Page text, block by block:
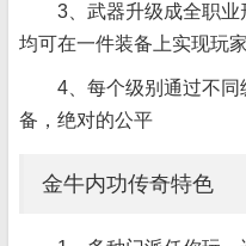
3、武器升级成全职业
均可在一件装备上实现玩
4、每个级别通过不
备，绝对的公平
金牛内功传奇特色